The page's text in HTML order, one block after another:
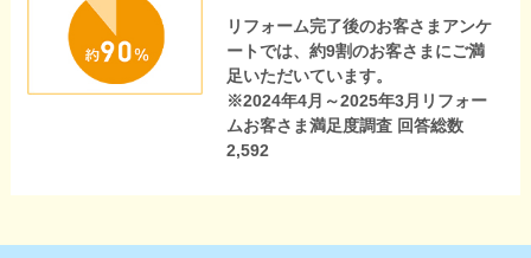
リフォーム完了後のお客さまアンケ
ートでは、約9割のお客さまにご満
足いただいています。
※2024年4月～2025年3月リフォー
ムお客さま満足度調査 回答総数
2,592